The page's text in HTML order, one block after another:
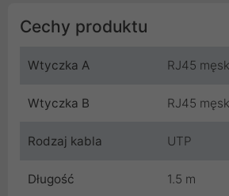
Cechy produktu
Wtyczka A RJ45
Wtyczka B RJ45
Rodzaj kabla UTP
Długość 1.5 m